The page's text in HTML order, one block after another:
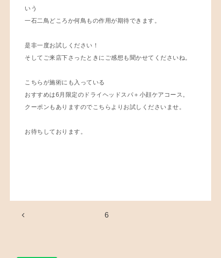
いう
一石二鳥どころか何鳥もの作用が期待できます。
是非一度お試しください！
そしてご来店下さったときにご感想も聞かせてくださいね。
こちらが施術にも入っている
おすすめは6月限定のドライヘッドスパ＋小顔ケアコース。
クーポンもありますのでこちらよりお試しくださいませ。
お待ちしております。
6